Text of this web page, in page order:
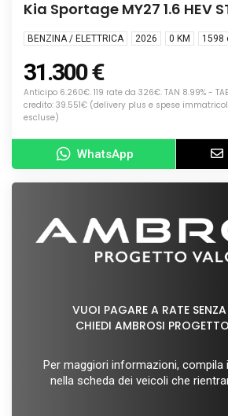
NUOVA
Kia Sportage MY27 1.6 HEV
BENZINA / ELETTRICA 2026 0 KM 1598
31.300 €
Anticipo 6.260€. 119 rate da 326€. TAN 8.99% -
credito: 39.551€ (delivery plus e spese
escluse)
WhatsApp
VUOI PAGARE A RATE SENZA
CHIEDI AMBROSI
Per maggiori informazioni,
nella scheda dei veicoli che